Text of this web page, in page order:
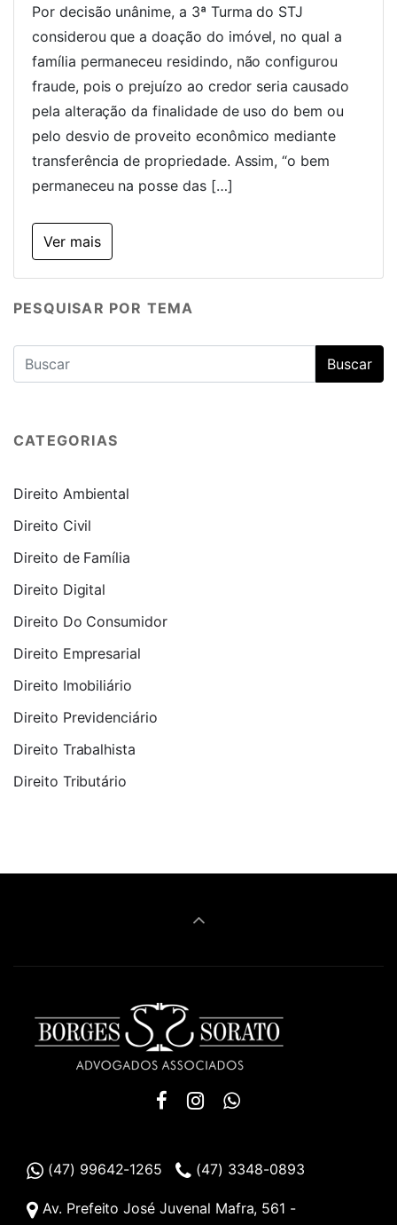
Por decisão unânime, a 3ª Turma do STJ
considerou que a doação do imóvel, no qual a
família permaneceu residindo, não configurou
fraude, pois o prejuízo ao credor seria causado
pela alteração da finalidade de uso do bem ou
pelo desvio de proveito econômico mediante
transferência de propriedade. Assim, “o bem
permaneceu na posse das […]
Ver mais
PESQUISAR POR TEMA
CATEGORIAS
Direito Ambiental
Direito Civil
Direito de Família
Direito Digital
Direito Do Consumidor
Direito Empresarial
Direito Imobiliário
Direito Previdenciário
Direito Trabalhista
Direito Tributário
(47) 99642-1265 (47) 3348-0893
Av. Prefeito José Juvenal Mafra, 561 -